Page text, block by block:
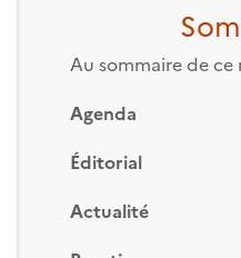
Au sommaire de ce
Agenda
Éditorial
Actualité